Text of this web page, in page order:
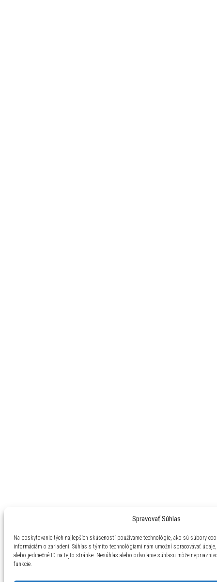
Spravovať Súhlas
Na poskytovanie tých najlepších skúseností používame technológie, ako sú súbory
informáciám o zariadení. Súhlas s týmito technológiami nám umožní spracovávať
alebo jedinečné ID na tejto stránke. Nesúhlas alebo odvolanie súhlasu môže
funkcie.